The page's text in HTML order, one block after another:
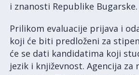
i znanosti Republike Bugarske.
Prilikom evaluacije prijava i
koji će biti predloženi za
će se dati kandidatima koji
jezik i književnost. Agencija za